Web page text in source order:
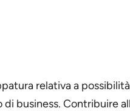
relativa a
di business.